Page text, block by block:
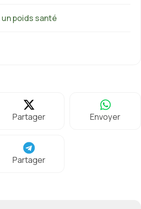
poids santé
Partager Envoyer
Partager